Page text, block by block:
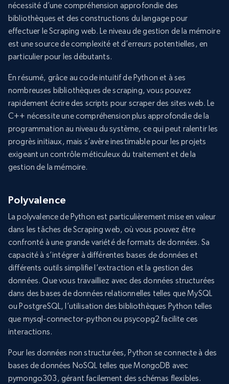
nécessité d’une compréhension approfondie des
bibliothèques et des constructions du langage pour
effectuer le Scraping web. Le niveau de gestion de la mémoire
est une source de complexité et d’erreurs potentielles, en
particulier pour les débutants.
En résumé, grâce au code intuitif de Python et à ses
nombreuses bibliothèques de scraping, vous pouvez
rapidement écrire des scripts pour scraper des sites web. Le
C++ nécessite une compréhension plus approfondie de la
programmation au niveau du système, ce qui peut ralentir les
progrès initiaux, mais s’avère inestimable pour les projets
exigeant un contrôle méticuleux du traitement et de la
gestion de la mémoire.
Polyvalence
La polyvalence de Python est particulièrement mise en valeur
dans les tâches de Scraping web, où vous pouvez être
confronté à une grande variété de formats de données. Sa
capacité à s’intégrer à différentes bases de données et
différents outils simplifie l’extraction et la gestion des
données. Que vous travailliez avec des données structurées
dans des bases de données relationnelles telles que MySQL
ou PostgreSQL, l’utilisation des bibliothèques Python telles
que mysql-connector-python ou psycopg2 facilite ces
interactions.
Pour les données non structurées, Python se connecte à des
bases de données NoSQL telles que MongoDB avec
pymongo303, gérant facilement des schémas flexibles.